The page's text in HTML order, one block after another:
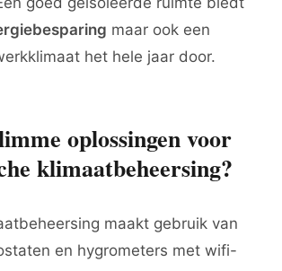
maar ook een
het hele jaar door.
oplossingen voor
klimaatbeheersing?
maakt gebruik van
en hygrometers met wifi-